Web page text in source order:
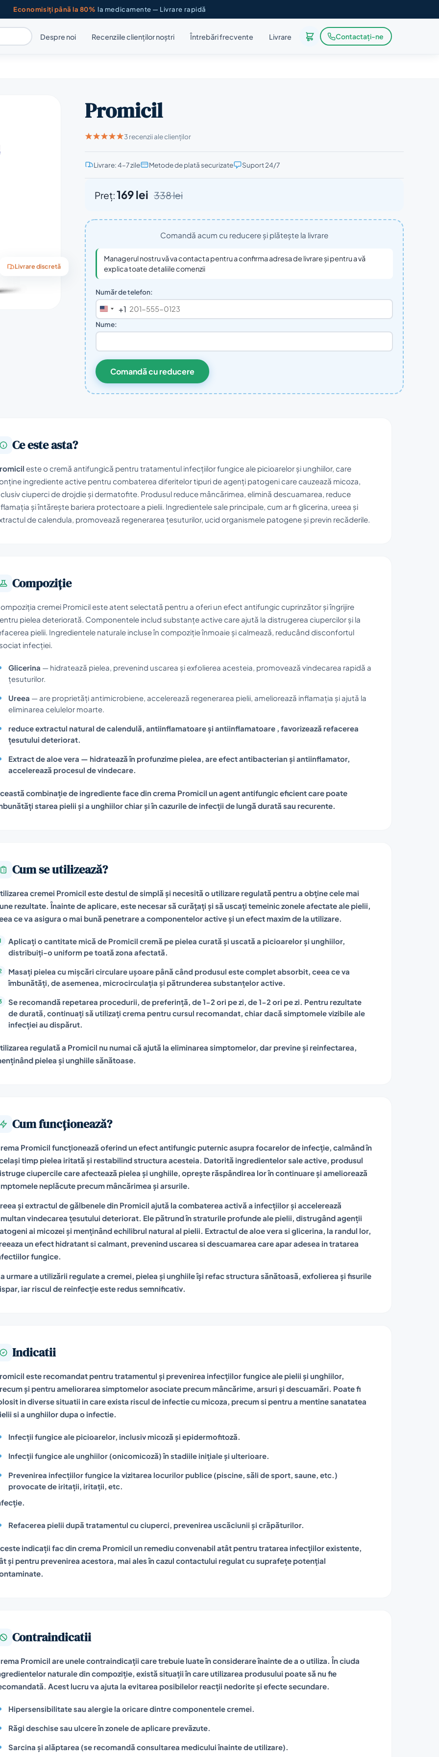
Economisiți până la 80% la medicamente — Livrare rapidă
Despre noi Recenziile clienților noștri Întrebări frecvente Livrare Contactați-ne
Livrare discretă
Promicil
3 recenzii ale clienților
Livrare: 4–7 zile Metode de plată securizate Suport 24/7
Preț:169 lei 338 lei
Comandă acum cu reducere și plătește la livrare
Managerul nostru vă va contacta pentru a confirma adresa de livrare și pentru a vă
explica toate detaliile comenzii
Număr de telefon:
United
States
+1
Nume:
Comandă cu reducere
Ce este asta?
este o cremă antifungică pentru tratamentul infecțiilor fungice ale picioarelor și unghiilor, care
ingrediente active pentru combaterea diferitelor tipuri de agenți patogeni care cauzează micoza,
ciuperci de drojdie și dermatofite. Produsul reduce mâncărimea, elimină descuamarea, reduce
și întărește bariera protectoare a pielii. Ingredientele sale principale, cum ar fi glicerina, ureea și
de calendula, promovează regenerarea țesuturilor, ucid organismele patogene și previn recăderile.
Compoziţie
cremei Promicil este atent selectată pentru a oferi un efect antifungic cuprinzător și îngrijire
pielea deteriorată. Componentele includ substanțe active care ajută la distrugerea ciupercilor și la
pielii. Ingredientele naturale incluse în compoziție înmoaie și calmează, reducând disconfortul
infecției.
Glicerina — hidratează pielea, prevenind uscarea și exfolierea acesteia, promovează vindecarea rapidă a
țesuturilor.
Ureea — are proprietăți antimicrobiene, accelerează regenerarea pielii, ameliorează inflamația și ajută la
eliminarea celulelor moarte.
reduce extractul natural de calendulă, antiinflamatoare și antiinflamatoare , favorizează refacerea
țesutului deteriorat.
Extract de aloe vera — hidratează în profunzime pielea, are efect antibacterian și antiinflamator,
accelerează procesul de vindecare.
combinație de ingrediente face din crema Promicil un agent antifungic eficient care poate
starea pielii și a unghiilor chiar și în cazurile de infecții de lungă durată sau recurente.
Cum se utilizează?
cremei Promicil este destul de simplă și necesită o utilizare regulată pentru a obține cele mai
rezultate. Înainte de aplicare, este necesar să curățați și să uscați temeinic zonele afectate ale pielii,
ce va asigura o mai bună penetrare a componentelor active și un efect maxim de la utilizare.
Aplicați o cantitate mică de Promicil cremă pe pielea curată și uscată a picioarelor și unghiilor,
distribuiți-o uniform pe toată zona afectată.
Masați pielea cu mișcări circulare ușoare până când produsul este complet absorbit, ceea ce va
îmbunătăți, de asemenea, microcirculația și pătrunderea substanțelor active.
Se recomandă repetarea procedurii, de preferință, de 1-2 ori pe zi, de 1-2 ori pe zi. Pentru rezultate
de durată, continuați să utilizați crema pentru cursul recomandat, chiar dacă simptomele vizibile ale
infecției au dispărut.
regulată a Promicil nu numai că ajută la eliminarea simptomelor, dar previne și reinfectarea,
pielea și unghiile sănătoase.
Cum funcționează?
Promicil funcționează oferind un efect antifungic puternic asupra focarelor de infecție, calmând în
timp pielea iritată și restabilind structura acesteia. Datorită ingredientelor sale active, produsul
ciupercile care afectează pielea și unghiile, oprește răspândirea lor în continuare și ameliorează
neplăcute precum mâncărimea și arsurile.
și extractul de gălbenele din Promicil ajută la combaterea activă a infecțiilor și accelerează
vindecarea țesutului deteriorat. Ele pătrund în straturile profunde ale pielii, distrugând agenții
ai micozei și menținând echilibrul natural al pielii. Extractul de aloe vera si glicerina, la randul lor,
un efect hidratant si calmant, prevenind uscarea si descuamarea care apar adesea in tratarea
fungice.
urmare a utilizării regulate a cremei, pielea și unghiile își refac structura sănătoasă, exfolierea și fisurile
iar riscul de reinfecție este redus semnificativ.
Indicatii
este recomandat pentru tratamentul și prevenirea infecțiilor fungice ale pielii și unghiilor,
și pentru ameliorarea simptomelor asociate precum mâncărime, arsuri și descuamări. Poate fi
in diverse situatii in care exista riscul de infectie cu micoza, precum si pentru a mentine sanatatea
si a unghiilor dupa o infectie.
Infecții fungice ale picioarelor, inclusiv micoză și epidermofitoză.
Infecții fungice ale unghiilor (onicomicoză) în stadiile inițiale și ulterioare.
Prevenirea infecțiilor fungice la vizitarea locurilor publice (piscine, săli de sport, saune, etc.)
provocate de iritații, iritații, etc.
Refacerea pielii după tratamentul cu ciuperci, prevenirea uscăciunii și crăpăturilor.
indicații fac din crema Promicil un remediu convenabil atât pentru tratarea infecțiilor existente,
și pentru prevenirea acestora, mai ales în cazul contactului regulat cu suprafețe potențial
Contraindicatii
Promicil are unele contraindicații care trebuie luate în considerare înainte de a o utiliza. În ciuda
naturale din compoziție, există situații în care utilizarea produsului poate să nu fie
Acest lucru va ajuta la evitarea posibilelor reacții nedorite și efecte secundare.
Hipersensibilitate sau alergie la oricare dintre componentele cremei.
Răgi deschise sau ulcere în zonele de aplicare prevăzute.
Sarcina și alăptarea (se recomandă consultarea medicului înainte de utilizare).